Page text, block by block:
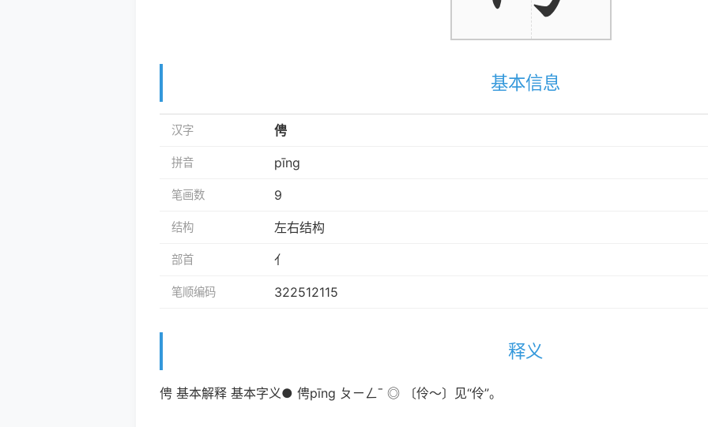
基本信息
汉字 俜
拼音 pīng
笔画数 9
结构 左右结构
部首 亻
笔顺编码 322512115
释义
俜 基本解释 基本字义● 俜pīng ㄆㄧㄥˉ ◎ 〔伶～〕见“伶”。